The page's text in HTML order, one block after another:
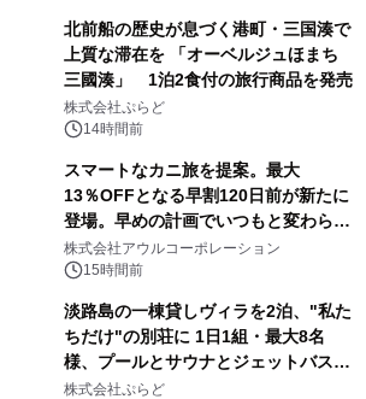
北前船の歴史が息づく港町・三国湊で
上質な滞在を 「オーベルジュほまち
三國湊」 1泊2食付の旅行商品を発売
株式会社ぷらど
14時間前
スマートなカニ旅を提案。最大
13％OFFとなる早割120日前が新たに
登場。早めの計画でいつもと変わらぬ
大人の冬旅を。ー夕日ヶ浦温泉「佳松
苑 別邸ふうか」ー
株式会社アウルコーポレーション
15時間前
淡路島の一棟貸しヴィラを2泊、"私た
ちだけ"の別荘に 1日1組・最大8名
様、プールとサウナとジェットバス付
きで Villa Mon Temps AWAJIの連泊
株式会社ぷらど